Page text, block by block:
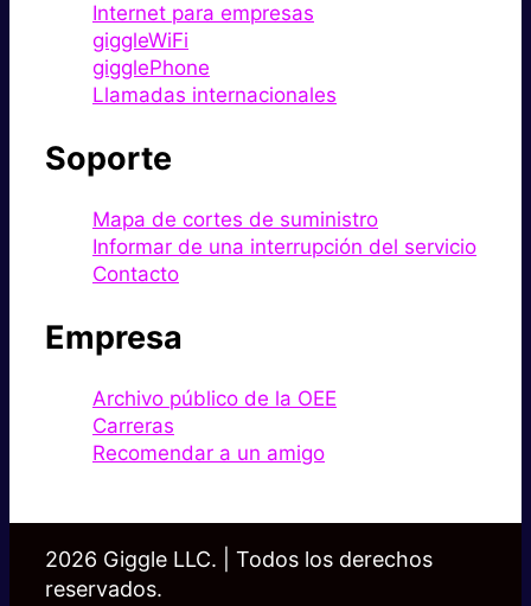
Internet para empresas
giggleWiFi
gigglePhone
Llamadas internacionales
Soporte
Mapa de cortes de suministro
Informar de una interrupción del servicio
Contacto
Empresa
Archivo público de la OEE
Carreras
Recomendar a un amigo
2026 Giggle LLC. | Todos los derechos
reservados.